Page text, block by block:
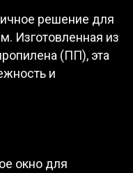
решение для
Изготовленная из
(ПП), эта
и
окно для